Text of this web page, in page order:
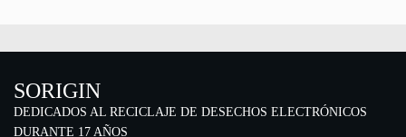
SORIGIN
DEDICADOS AL RECICLAJE DE DESECHOS ELECTRÓNICOS
DURANTE 17 AÑOS